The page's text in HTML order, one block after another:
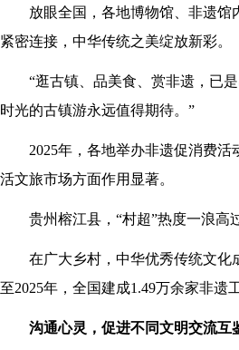
放眼全国，各地博物馆、非遗
紧密连接，中华传统之美绽放新彩。
“逛古镇、品美食、赏非遗，已
时光的古镇游永远值得期待。”
2025年，各地举办非遗促消费
活文旅市场方面作用显著。
贵州榕江县，“村超”热度一浪高
在广大乡村，中华优秀传统文化
至2025年，全国建成1.49万余家非遗
沟通心灵，促进不同文明交流互